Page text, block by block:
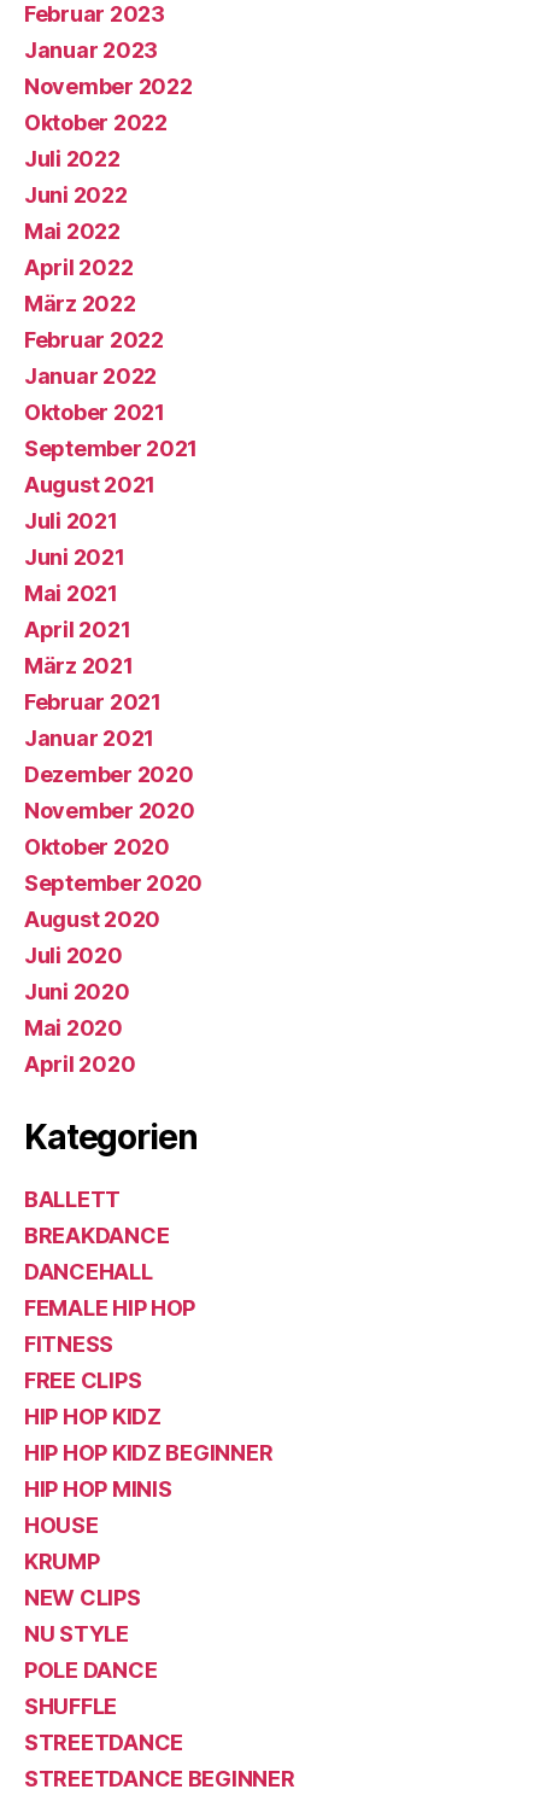
Februar 2023
Januar 2023
November 2022
Oktober 2022
Juli 2022
Juni 2022
Mai 2022
April 2022
März 2022
Februar 2022
Januar 2022
Oktober 2021
September 2021
August 2021
Juli 2021
Juni 2021
Mai 2021
April 2021
März 2021
Februar 2021
Januar 2021
Dezember 2020
November 2020
Oktober 2020
September 2020
August 2020
Juli 2020
Juni 2020
Mai 2020
April 2020
Kategorien
BALLETT
BREAKDANCE
DANCEHALL
FEMALE HIP HOP
FITNESS
FREE CLIPS
HIP HOP KIDZ
HIP HOP KIDZ BEGINNER
HIP HOP MINIS
HOUSE
KRUMP
NEW CLIPS
NU STYLE
POLE DANCE
SHUFFLE
STREETDANCE
STREETDANCE BEGINNER